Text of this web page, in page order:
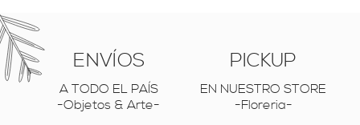
ENVÍOS
A TODO EL PAÍS
-Objetos & Arte-
PICKUP
EN NUESTRO STORE
-Floreria-